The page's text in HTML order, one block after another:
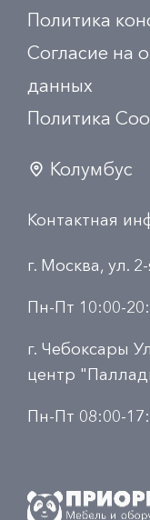
Политика
Согласие на
данных
Политика
Колумбус
Контактная
г. Москва, ул.
Пн-Пт 10:00-
г. Чебоксары
центр
Пн-Пт 08:00-